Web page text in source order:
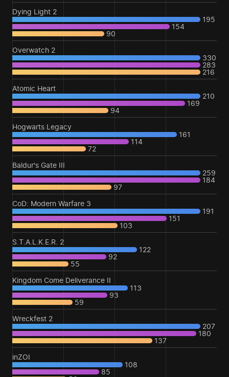
Dying Light 2
195
154
90
Overwatch 2
330
283
216
Atomic Heart
210
169
94
Hogwarts Legacy
161
114
72
Baldur's Gate III
259
184
97
CoD: Modern Warfare 3
191
151
103
S.T.A.L.K.E.R. 2
122
92
55
Kingdom Come Deliverance II
113
93
59
Wreckfest 2
207
180
137
inZOI
108
85